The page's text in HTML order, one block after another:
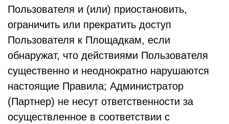
Пользователя и (или) приостановить,
ограничить или прекратить доступ
Пользователя к Площадкам, если
обнаружат, что действиями Пользователя
существенно и неоднократно нарушаются
настоящие Правила; Администратор
(Партнер) не несут ответственности за
осуществленное в соответствии с